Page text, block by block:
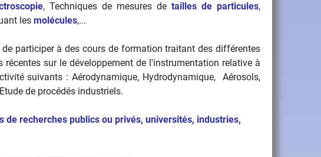
, Techniques de mesures de tailles de particules,
les molécules,...
participer à des cours de formation traitant des différentes
sur le développement de l'instrumentation relative à
suivants : Aérodynamique, Hydrodynamique, Aérosols,
de procédés industriels.
recherches publics ou privés, universités, industries,